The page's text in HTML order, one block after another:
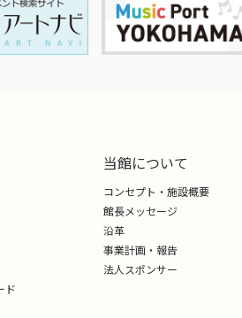
ド
当館について
コンセプト・施設概要
館長メッセージ
沿革
事業計画・報告
法人スポンサー